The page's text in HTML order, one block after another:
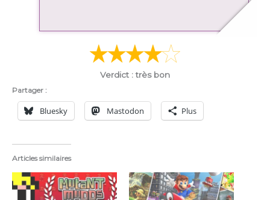
r
Verdict : très bon
Partager :
Bluesky Mastodon Plus
Articles similaires